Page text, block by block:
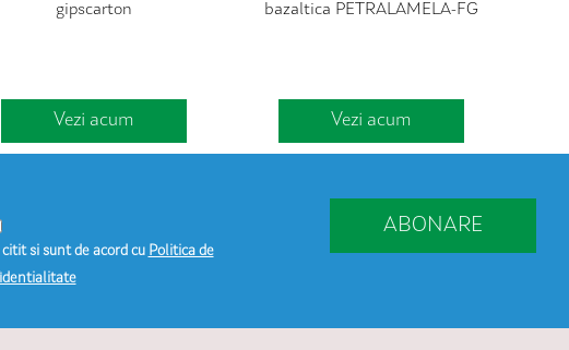
gipscarton
Vezi acum
bazaltica PETRALAMELA-FG
Vezi acum
si sunt de acord cu Politica de
ABONARE